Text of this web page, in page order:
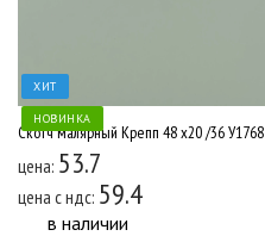
ХИТ
НОВИНКА
Скотч малярный Крепп 48 x20 /36 У1768
цена: 53.7
цена c ндс: 59.4
в наличии